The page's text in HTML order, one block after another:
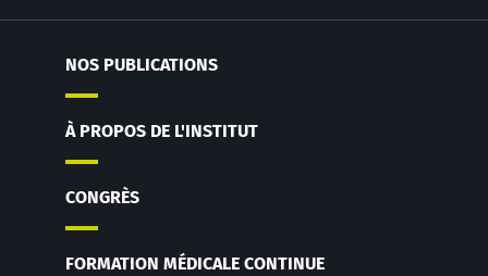
NOS PUBLICATIONS
À PROPOS DE L'INSTITUT
CONGRÈS
FORMATION MÉDICALE CONTINUE